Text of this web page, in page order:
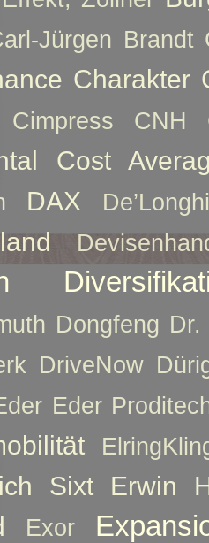
Jürgen Brandt
Charakter
Cimpress CNH
Cost
DAX De’Longhi
Dongfeng Dr.
DriveNow
Eder
Sixt
Erwin
Exor